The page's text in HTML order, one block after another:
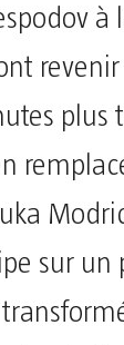
plus
sur un